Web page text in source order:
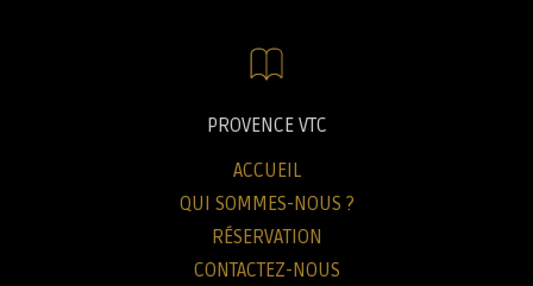
PROVENCE VTC
ACCUEIL
QUI SOMMES-NOUS ?
RÉSERVATION
CONTACTEZ-NOUS